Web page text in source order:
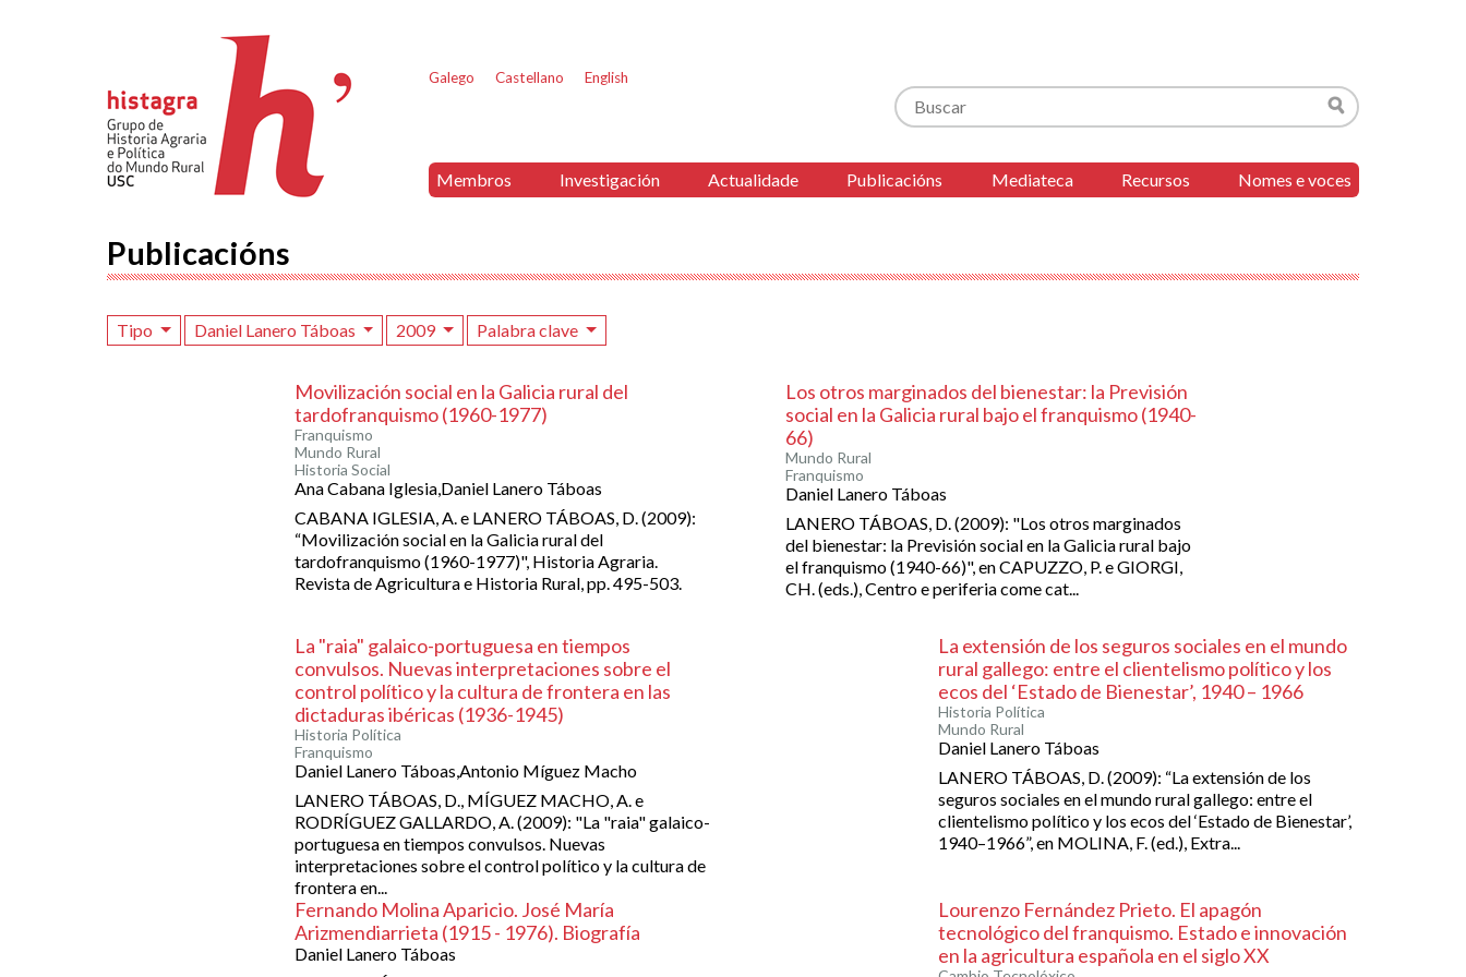
Galego Castellano English
Buscar
Buscar
Membros Investigación Actualidade Publicacións Mediateca Recursos Nomes e voces
Publicacións
Tipo Daniel Lanero Táboas 2009 Palabra clave
Movilización social en la Galicia rural del
tardofranquismo (1960-1977)
Franquismo
Mundo Rural
Historia Social
Ana Cabana Iglesia,Daniel Lanero Táboas
CABANA IGLESIA, A. e LANERO TÁBOAS, D. (2009):
“Movilización social en la Galicia rural del
tardofranquismo (1960-1977)", Historia Agraria.
Revista de Agricultura e Historia Rural, pp. 495-503.
Los otros marginados del bienestar: la Previsión
social en la Galicia rural bajo el franquismo (1940-
66)
Mundo Rural
Franquismo
Daniel Lanero Táboas
LANERO TÁBOAS, D. (2009): "Los otros marginados
del bienestar: la Previsión social en la Galicia rural bajo
el franquismo (1940-66)", en CAPUZZO, P. e GIORGI,
CH. (eds.), Centro e periferia come cat...
La "raia" galaico-portuguesa en tiempos
convulsos. Nuevas interpretaciones sobre el
control político y la cultura de frontera en las
dictaduras ibéricas (1936-1945)
Historia Política
Franquismo
Daniel Lanero Táboas,Antonio Míguez Macho
LANERO TÁBOAS, D., MÍGUEZ MACHO, A. e
RODRÍGUEZ GALLARDO, A. (2009): "La "raia" galaico-
portuguesa en tiempos convulsos. Nuevas
interpretaciones sobre el control político y la cultura de
frontera en...
La extensión de los seguros sociales en el mundo
rural gallego: entre el clientelismo político y los
ecos del ‘Estado de Bienestar’, 1940 – 1966
Historia Política
Mundo Rural
Daniel Lanero Táboas
LANERO TÁBOAS, D. (2009): “La extensión de los
seguros sociales en el mundo rural gallego: entre el
clientelismo político y los ecos del ‘Estado de Bienestar’,
1940–1966”, en MOLINA, F. (ed.), Extra...
Fernando Molina Aparicio. José María
Arizmendiarrieta (1915 - 1976). Biografía
Daniel Lanero Táboas
Lourenzo Fernández Prieto. El apagón
tecnológico del franquismo. Estado e innovación
en la agricultura española en el siglo XX